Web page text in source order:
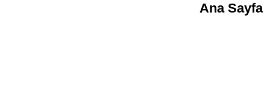
Ana Sayfa